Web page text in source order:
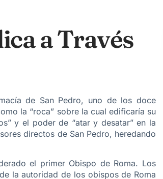
a Través
de San Pedro, uno de los doce
la “roca” sobre la cual edificaría su
y el poder de “atar y desatar” en la
directos de San Pedro, heredando
el primer Obispo de Roma. Los
la autoridad de los obispos de Roma